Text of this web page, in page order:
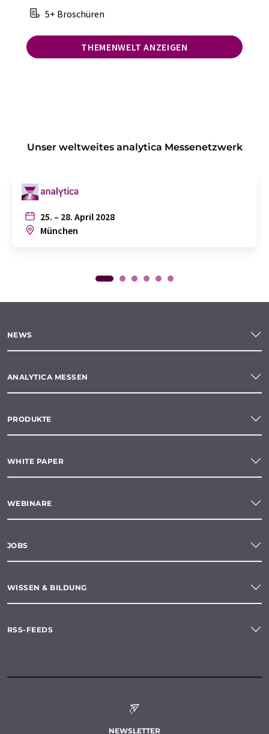
5+ Broschüren
THEMENWELT ANZEIGEN
Unser weltweites analytica Messenetzwerk
25. – 28. April 2028
München
NEWS
ANALYTICA MESSEN
PRODUKTE
WHITE PAPER
WEBINARE
JOBS
WISSEN & BILDUNG
RSS-FEEDS
NEWSLETTER